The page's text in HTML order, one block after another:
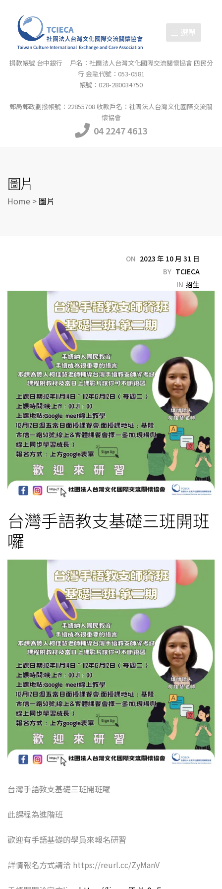
選單
捐款帳號 台中銀行 戶名：社團法人台灣文化國際交流關懷協會 四民分
行 金融代號：053-0581
帳號：028-280034750
郵局郵政劃撥帳號：22855708 收款戶名：社團法人台灣文化國際交流關
懷協會
04 2247 4613
圖片
Home > 圖片
ON 2023 年 10 月 31 日
BY TCIECA
IN 招生
台灣手語教支基礎三班開班
囉
台灣手語教支基礎三班開班囉
此課程為進階班
歡迎有手語基礎的學員來報名研習
詳情報名方式請洽 https://reurl.cc/ZyManV